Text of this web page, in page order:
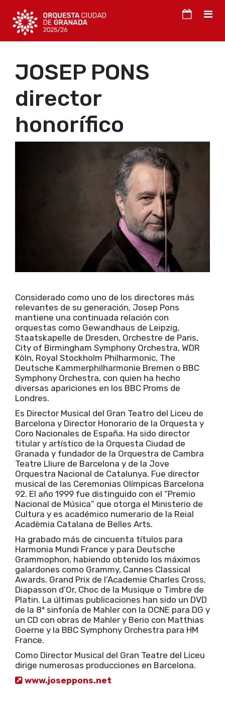
JOSEP PONS
director
honorífico
Considerado como uno de los directores más
relevantes de su generación, Josep Pons
mantiene una continuada relación con
orquestas como Gewandhaus de Leipzig,
Staatskapelle de Dresden, Orchestre de Paris,
City of Birmingham Symphony Orchestra, WDR
Köln, Royal Stockholm Philharmonic, The
Deutsche Kammerphilharmonie Bremen o BBC
Symphony Orchestra, con quien ha hecho
diversas apariciones en los BBC Proms de
Londres.
Es Director Musical del Gran Teatro del Liceu de
Barcelona y Director Honorario de la Orquesta y
Coro Nacionales de España. Ha sido director
titular y artístico de la Orquesta Ciudad de
Granada y fundador de la Orquestra de Cambra
Teatre Lliure de Barcelona y de la Jove
Orquestra Nacional de Catalunya. Fue director
musical de las Ceremonias Olímpicas Barcelona
92. El año 1999 fue distinguido con el “Premio
Nacional de Música” que otorga el Ministerio de
Cultura y es académico numerario de la Reial
Acadèmia Catalana de Belles Arts.
Ha grabado más de cincuenta títulos para
Harmonia Mundi France y para Deutsche
Grammophon, habiendo obtenido los máximos
galardones como Grammy, Cannes Classical
Awards, Grand Prix de l’Academie Charles Cross,
Diapasson d’Or, Choc de la Musique o Timbre de
Platin. La últimas publicaciones han sido un DVD
de la 8ª sinfonía de Mahler con la OCNE para DG y
un CD con obras de Mahler y Berio con Matthias
Goerne y la BBC Symphony Orchestra para HM
France.
Como Director Musical del Gran Teatre del Liceu
dirige numerosas producciones en Barcelona.
www.joseppons.net